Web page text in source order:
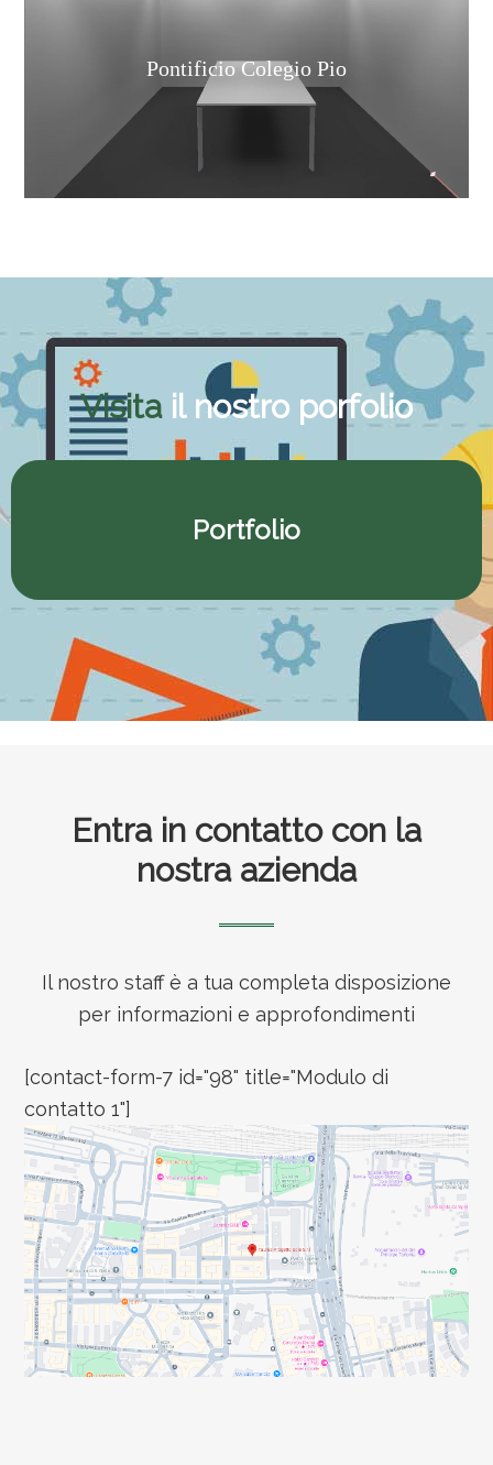
Pontificio Colegio Pio
Visitail nostro porfolio
Portfolio
FooterEntra in contatto con la
nostra azienda
Il nostro staff è a tua completa disposizione
per informazioni e approfondimenti
[contact-form-7 id="98" title="Modulo di
contatto 1"]